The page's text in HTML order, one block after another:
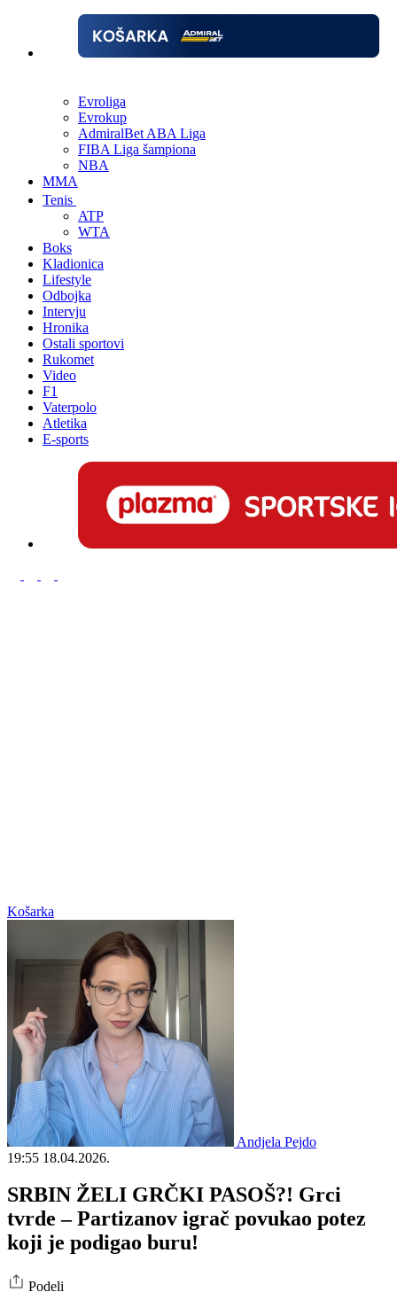
Evroliga
Evrokup
AdmiralBet ABA Liga
FIBA Liga šampiona
NBA
MMA
Tenis
ATP
WTA
Boks
Kladionica
Lifestyle
Odbojka
Intervju
Hronika
Ostali sportovi
Rukomet
Video
F1
Vaterpolo
Atletika
E-sports
Košarka
Andjela Pejdo
19:55 18.04.2026.
SRBIN ŽELI GRČKI PASOŠ?! Grci
tvrde – Partizanov igrač povukao potez
koji je podigao buru!
Podeli